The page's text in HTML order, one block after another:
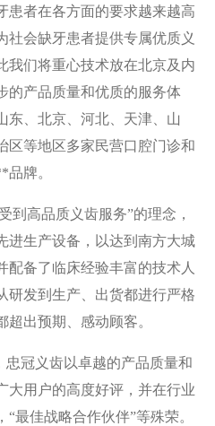
患者在各方面的要求越来越高
社会缺牙患者提供专属优质义
我们将重心技术放在北京及内
的产品质量和优质的服务体
东、北京、河北、天津、山
区等地区多家民营口腔门诊和
牌。
到高品质义齿服务”的理念，
进生产设备，以达到南方大城
配备了临床经验丰富的技术人
研发到生产、出货都进行严格
出预期、感动顾客。
忠冠义齿以卓越的产品质量和
大用户的高度好评，并在行业
最佳战略合作伙伴”等殊荣。